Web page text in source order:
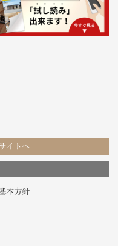
イトへ
本方針